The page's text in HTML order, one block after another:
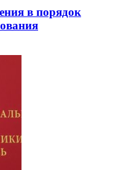
в порядок